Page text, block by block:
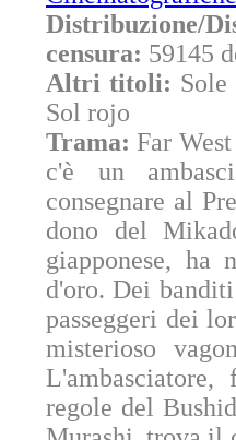
Distribuzione/
censura: 59145
Altri titoli: Sole
Sol rojo
Trama:Far
c'è un
consegnare al
dono del
giapponese, ha
d'oro. Dei
passeggeri dei
misterioso
regole del